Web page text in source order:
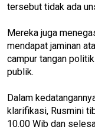
tersebut tidak ada
Mereka juga
mendapat jaminan
campur tangan
publik.
Dalam
klarifikasi, Rusmini
10.00 Wib dan